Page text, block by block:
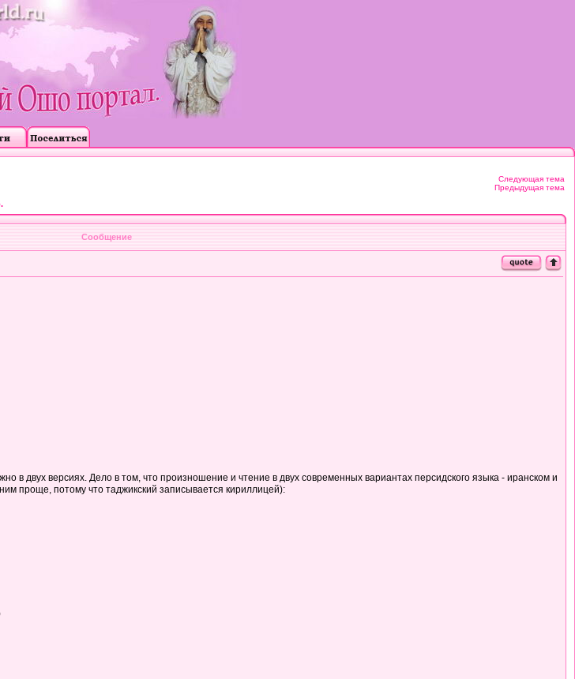
Следующая тема
Предыдущая тема
Сообщение
в двух версиях. Дело в том, что произношение и чтение в двух современных вариантах персидского языка - иранском и
проще, потому что таджикский записывается кириллицей):